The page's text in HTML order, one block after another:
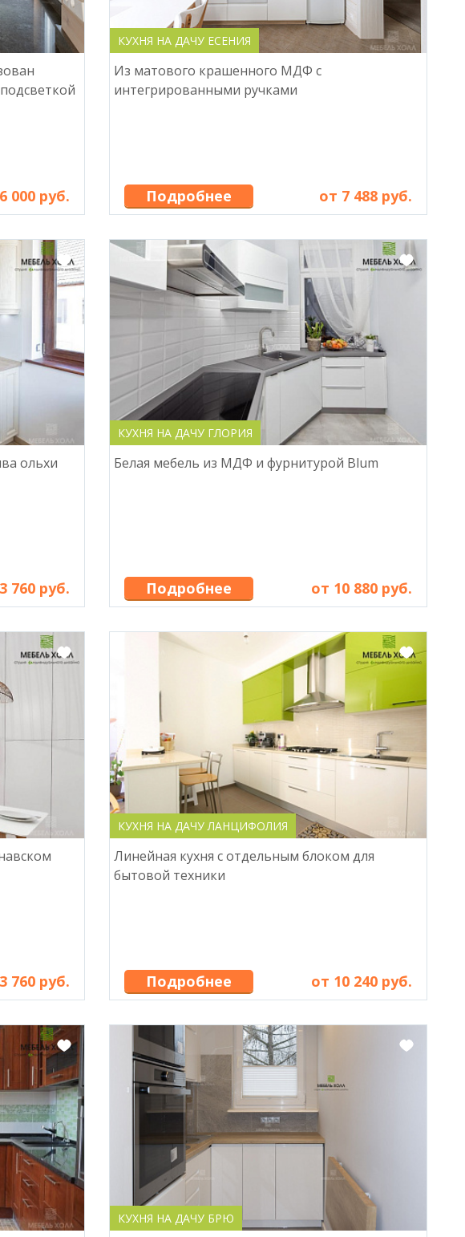
000 руб.
КУХНЯ НА ДАЧУ ЕСЕНИЯ
Из матового крашенного МДФ с
интегрированными ручками
Подробнее от 7 488 руб.
ольхи
760 руб.
КУХНЯ НА ДАЧУ ГЛОРИЯ
Белая мебель из МДФ и фурнитурой Blum
Подробнее от 10 880 руб.
760 руб.
КУХНЯ НА ДАЧУ ЛАНЦИФОЛИЯ
Линейная кухня с отдельным блоком для
бытовой техники
Подробнее от 10 240 руб.
КУХНЯ НА ДАЧУ БРЮ